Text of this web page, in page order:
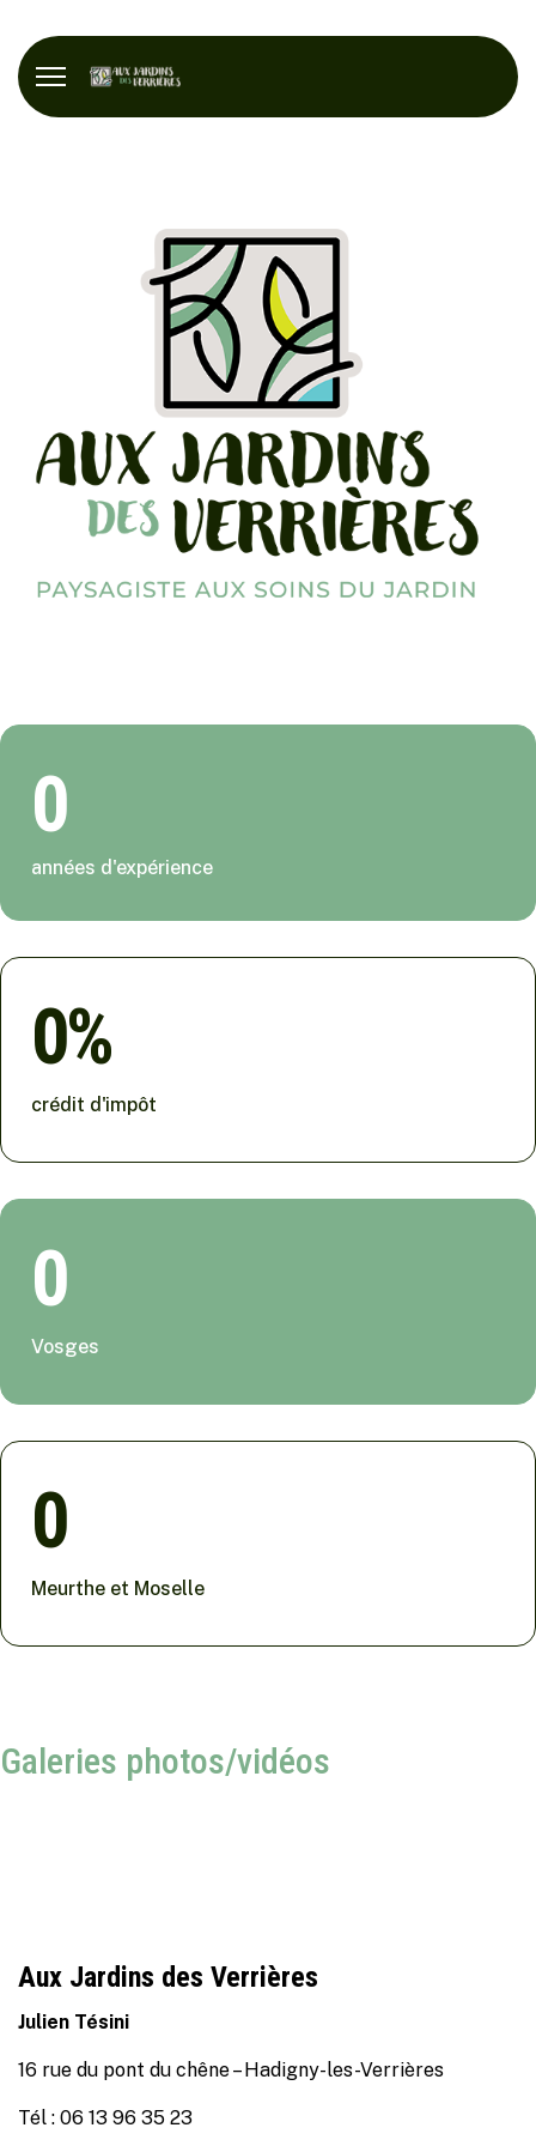
0
années d'expérience
0
crédit d'impôt
0
Vosges
0
Meurthe et Moselle
Galeries photos/vidéos
Aux Jardins des Verrières
Julien Tésini
16 rue du pont du chêne – Hadigny-les-Verrières
Tél : 06 13 96 35 23